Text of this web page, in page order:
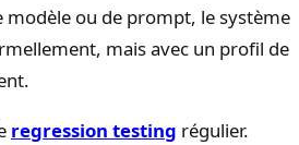
modèle ou de prompt, le système
mais avec un profil de
regression testing régulier.